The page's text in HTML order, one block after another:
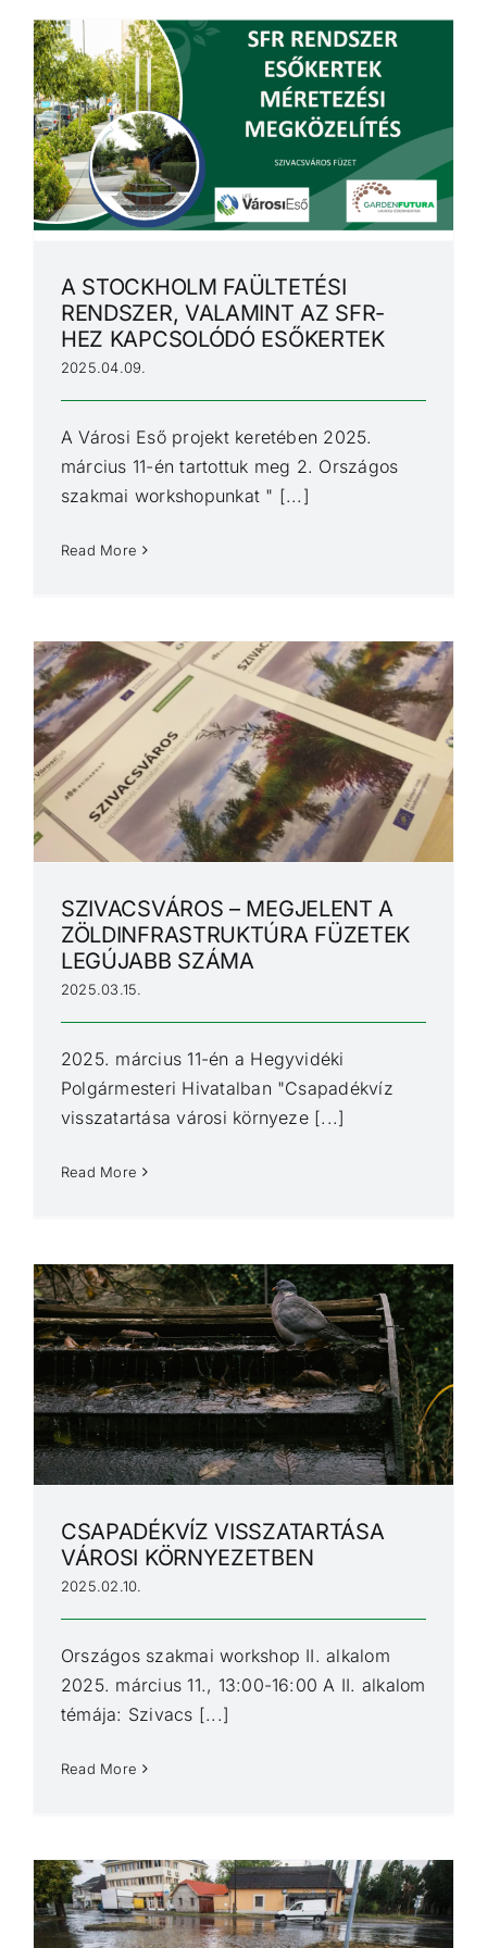
A STOCKHOLM FAÜLTETÉSI
RENDSZER, VALAMINT AZ SFR-
HEZ KAPCSOLÓDÓ ESŐKERTEK
2025.04.09.
A Városi Eső projekt keretében 2025.
március 11-én tartottuk meg 2. Országos
szakmai workshopunkat " [...]
Read More
SZIVACSVÁROS – MEGJELENT A
ZÖLDINFRASTRUKTÚRA FÜZETEK
LEGÚJABB SZÁMA
2025.03.15.
2025. március 11-én a Hegyvidéki
Polgármesteri Hivatalban "Csapadékvíz
visszatartása városi környeze [...]
Read More
CSAPADÉKVÍZ VISSZATARTÁSA
VÁROSI KÖRNYEZETBEN
2025.02.10.
Országos szakmai workshop II. alkalom
2025. március 11., 13:00-16:00 A II. alkalom
témája: Szivacs [...]
Read More